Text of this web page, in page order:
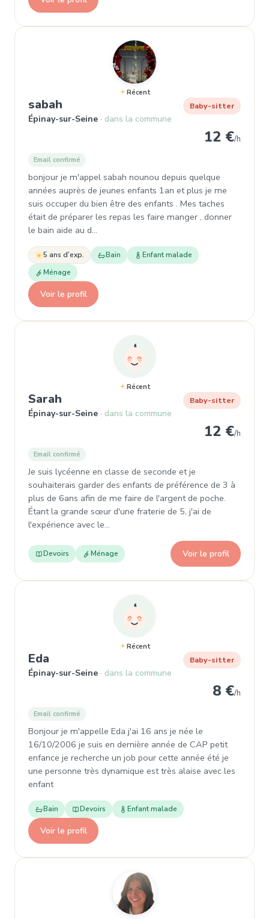
Récent
sabah , Baby-sitter à Épinay-sur-Seine
Épinay-sur-Seine dans la commune
Baby-sitter
12 €/h
Email confirmé
bonjour je m'appel sabah nounou depuis quelque
années auprès de jeunes enfants 1an et plus je me
suis occuper du bien être des enfants . Mes taches
était de préparer les repas les faire manger , donner
le bain aide au d…
5 ans d'exp. Bain
Enfant malade
Ménage
Voir le profil
Récent
Sarah , Baby-sitter à Épinay-sur-Seine
Épinay-sur-Seine dans la commune
Baby-sitter
12 €/h
Email confirmé
Je suis lycéenne en classe de seconde et je
souhaiterais garder des enfants de préférence de 3 à
plus de 6ans afin de me faire de l'argent de poche.
Étant la grande sœur d'une fraterie de 5, j'ai de
l'expérience avec le…
Devoirs Ménage Voir le profil
Récent
Eda , Baby-sitter à Épinay-sur-Seine
Épinay-sur-Seine dans la commune
Baby-sitter
8 €/h
Email confirmé
Bonjour je m'appelle Eda j'ai 16 ans je née le
16/10/2006 je suis en dernière année de CAP petit
enfance je recherche un job pour cette année été je
une personne très dynamique est très alaise avec les
enfant
Bain Devoirs Enfant malade
Voir le profil